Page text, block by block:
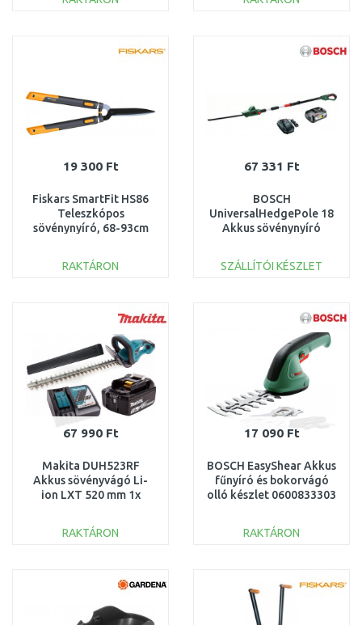
Összehasonlítás Összehasonlítás
19 300 Ft
Fiskars SmartFit HS86
Teleszkópos
sövénynyíró, 68-93cm
RAKTÁRON
Összehasonlítás
67 331 Ft
BOSCH
UniversalHedgePole 18
Akkus sövénynyíró
SZÁLLÍTÓI KÉSZLET
Összehasonlítás
67 990 Ft
Makita DUH523RF
Akkus sövényvágó Li-
ion LXT 520 mm 1x
RAKTÁRON
Összehasonlítás
17 090 Ft
BOSCH EasyShear Akkus
fűnyíró és bokorvágó
olló készlet 0600833303
RAKTÁRON
Összehasonlítás